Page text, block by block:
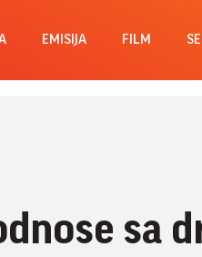
EMISIJA FILM
sa